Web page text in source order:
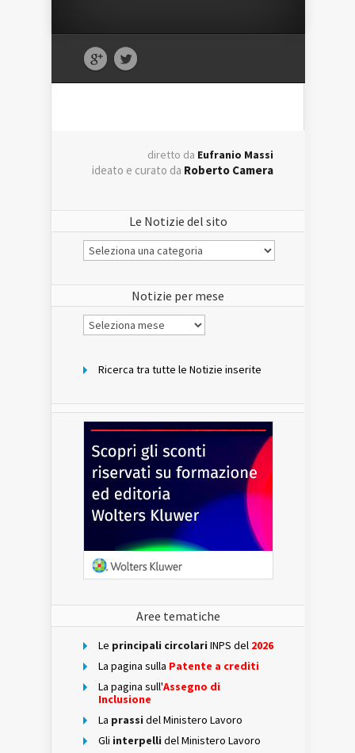
diretto da Eufranio Massi
ideato e curato da Roberto Camera
Le Notizie del sito
Le
Notizie
Notizie per mese
Notizie
per
Ricerca tra tutte le Notizie inserite
Aree tematiche
Le principali circolari INPS del 2026
La pagina sulla Patente a crediti
La pagina sull'Assegno di
Inclusione
La prassi del Ministero Lavoro
Gli interpelli del Ministero Lavoro